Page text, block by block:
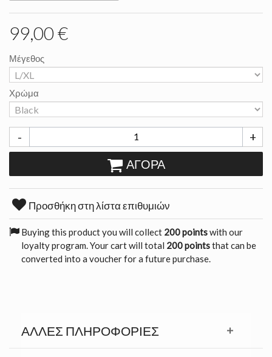
99,00 €
Μέγεθος
Χρώμα
- +
ΑΓΟΡΆ
Προσθήκη στη λίστα επιθυμιών
Buying this product you will collect 200 pointswith our
loyalty program. Your cart will total 200 pointsthat can be
converted into a voucher for a future purchase.
ΆΛΛΕΣ ΠΛΗΡΟΦΟΡΊΕΣ